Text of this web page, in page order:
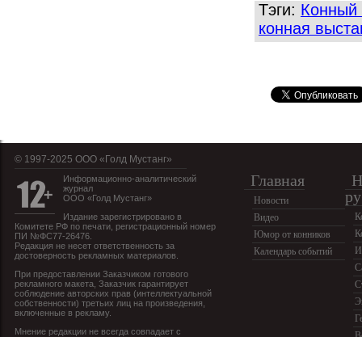
Тэги: Конный
конная
© 1997-2025 OOO «Голд Мустанг»
Информационно-аналитический
журнал
ООО «Голд Мустанг»
Издание зарегистрировано в
Комитете РФ по печати, регистрационный номер
ПИ №ФС77-26476.
Редакция не несет ответственность за
достоверность рекламных материалов.
При предоставлении Заказчиком готового
рекламного макета, Заказчик гарантирует
соблюдение авторских прав (интеллектуальной
собственности) третьих лиц на произведения,
включенные в рекламу.
Мнение редакции не всегда совпадает с
Главная
Новости
Видео
Юмор от конников
Календарь событий